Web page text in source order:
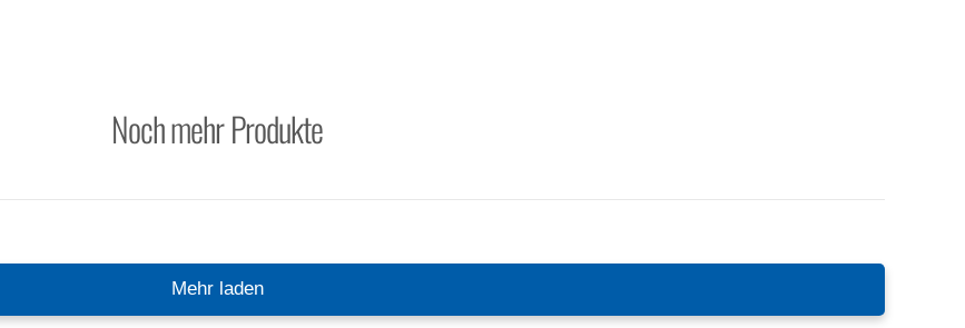
Noch mehr Produkte
SIEB 10 MM PASSEND FÜR TEAGLE
SIEB 21 MM PASSEND FÜR TEAGLE
STROHMÜHLE
Mehr laden